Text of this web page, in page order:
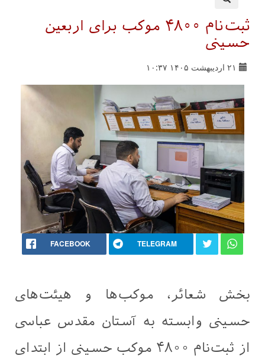
ثبت‌نام ۴۸۰۰ موکب برای اربعین
حسینی
۲۱ اردیبهشت ۱۴۰۵ ۱۰:۳۷
FACEBOOK TELEGRAM
بخش شعائر، موکب‌ها و هیئت‌های
حسینی وابسته به آستان مقدس عباسی
از ثبت‌نام ۴۸۰۰ موکب حسینی از ابتدای